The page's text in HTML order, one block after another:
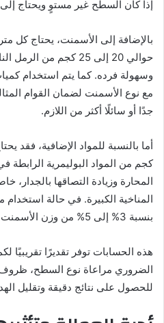
إذا كان السطح غير مستوٍ ويحتاج
بالإضافة إلى الأسمنت، يحتاج كل
حوالي 20 إلى 25 كجم
وسهولة فرده. كما يتم استخدام
مع نوع الأسمنت لضمان القوام
جدًا أو سائلًا أكثر من اللازم.
كجم من المواد البوليمرية الرابطة
المحارة وزيادة التصاقها بالجدار،
المناخية الكبيرة. في حالة استخدام
بنسبة 3% إلى 5% من وزن الأسمنت للحفاظ على اللون المطلوب.
هذه الحسابات توفر تقديرًا تقريبيًا
الضروري مراعاة نوع السطح،
للحصول على نتائج دقيقة وتقليل